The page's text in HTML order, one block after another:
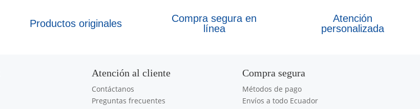
Productos originales
Compra segura en
línea
Atención
personalizada
Atención al cliente
Contáctanos
Preguntas frecuentes
Compra segura
Métodos de pago
Envíos a todo Ecuador